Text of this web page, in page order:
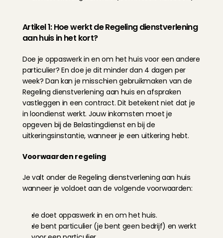
Artikel 1: Hoe werkt de Regeling dienstverlening
aan huis in het kort?
Doe je oppaswerk in en om het huis voor een andere
particulier? En doe je dit minder dan 4 dagen per
week? Dan kan je misschien gebruikmaken van de
Regeling dienstverlening aan huis en afspraken
vastleggen in een contract. Dit betekent niet dat je
in loondienst werkt. Jouw inkomsten moet je
opgeven bij de Belastingdienst en bij de
uitkeringsinstantie, wanneer je een uitkering hebt.
Voorwaarden regeling
Je valt onder de Regeling dienstverlening aan huis
wanneer je voldoet aan de volgende voorwaarden:
Je doet oppaswerk in en om het huis.
Je bent particulier (je bent geen bedrijf) en werkt